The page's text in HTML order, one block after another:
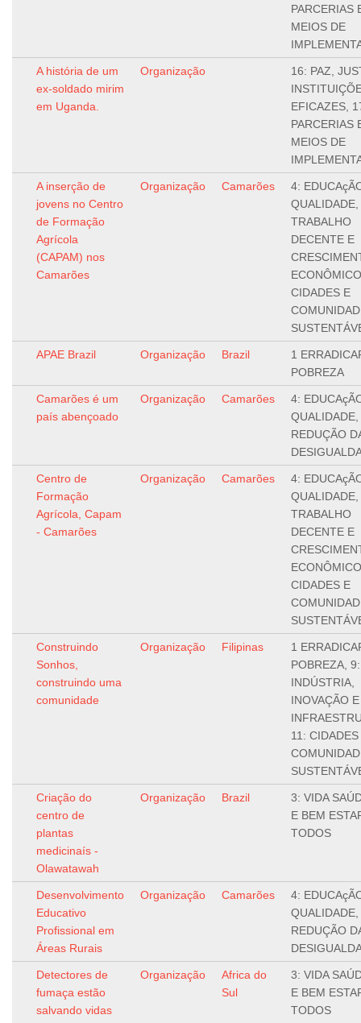
PARCERIAS
MEIOS DE
A história de um
ex-soldado mirim
em Uganda.
Organização
16: PAZ,
EFICAZES,
PARCERIAS
MEIOS DE
A inserção de
jovens no Centro
de Formação
Agrícola
(CAPAM) nos
Camarões
Organização Camarões
4:
TRABALHO
DECENTE E
CIDADES E
APAE Brazil Organização Brazil
1
POBREZA
Camarões é um
país abençoado
Organização Camarões
4:
REDUÇÃO
Centro de
Formação
Agrícola, Capam
- Camarões
Organização Camarões
4:
TRABALHO
DECENTE E
CIDADES E
Construindo
Sonhos,
construindo uma
comunidade
Organização Filipinas
1
POBREZA, 9:
INDÚSTRIA,
INOVAÇÃO E
11: CIDADES
Criação do
centro de
plantas
medicinaís -
Olawatawah
Organização Brazil
3: VIDA
E BEM
TODOS
Desenvolvimento
Educativo
Profissional em
Áreas Rurais
Organização Camarões
4:
REDUÇÃO
Detectores de
fumaça estão
salvando vidas
Organização
Africa do
Sul
3: VIDA
E BEM
TODOS